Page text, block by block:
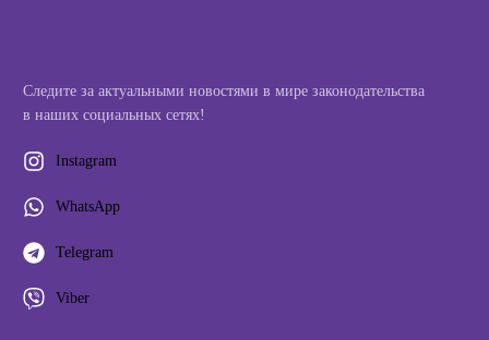
Следите за актуальными новостями в мире законодательства
в наших социальных сетях!
Instagram
WhatsApp
Telegram
Viber